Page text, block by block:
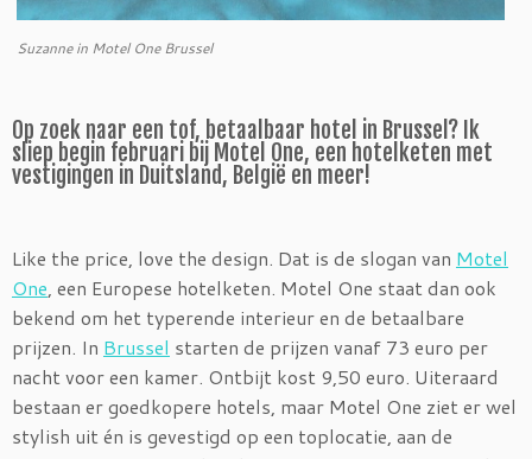
Suzanne in Motel One Brussel
Op zoek naar een tof, betaalbaar hotel in Brussel? Ik
sliep begin februari bij Motel One, een hotelketen met
vestigingen in Duitsland, België en meer!
Like the price, love the design. Dat is de slogan van Motel
One, een Europese hotelketen. Motel One staat dan ook
bekend om het typerende interieur en de betaalbare
prijzen. In Brussel starten de prijzen vanaf 73 euro per
nacht voor een kamer. Ontbijt kost 9,50 euro. Uiteraard
bestaan er goedkopere hotels, maar Motel One ziet er wel
stylish uit én is gevestigd op een toplocatie, aan de